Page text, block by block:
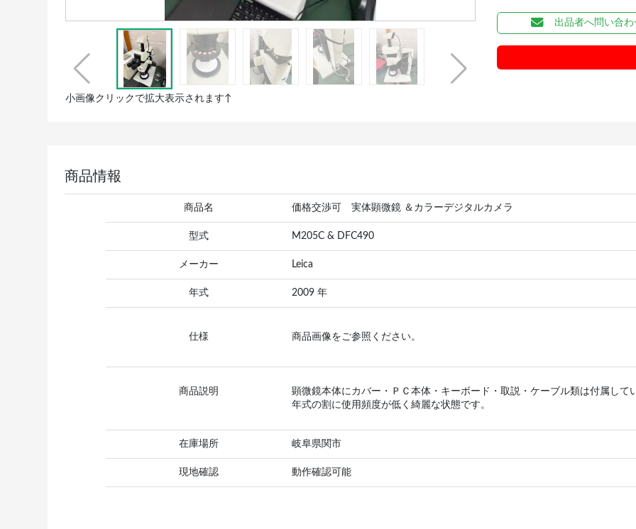
小画像クリックで拡大表示されます↑
出品者へ問い合
商品情報
商品名 価格交渉可 実体顕微鏡 ＆カラーデジタルカメラ
型式 M205C & DFC490
メーカー Leica
年式 2009 年
仕様 商品画像をご参照ください。
商品説明
顕微鏡本体にカバー・ＰＣ本体・キーボード・取説・ケーブル類は付属して
年式の割に使用頻度が低く綺麗な状態です。
在庫場所 岐阜県関市
現地確認 動作確認可能